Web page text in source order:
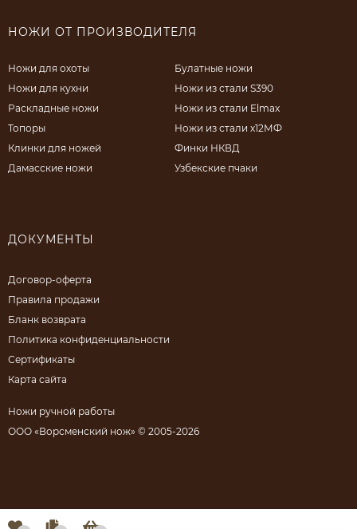
НОЖИ ОТ ПРОИЗВОДИТЕЛЯ
Ножи для охоты
Ножи для кухни
Раскладные ножи
Топоры
Клинки для ножей
Дамасские ножи
Булатные ножи
Ножи из стали S390
Ножи из стали Elmax
Ножи из стали х12МФ
Финки НКВД
Узбекские пчаки
ДОКУМЕНТЫ
Договор-оферта
Правила продажи
Бланк возврата
Политика конфиденциальности
Сертификаты
Карта сайта
Ножи ручной работы
ООО «Ворсменский нож» © 2005-2026